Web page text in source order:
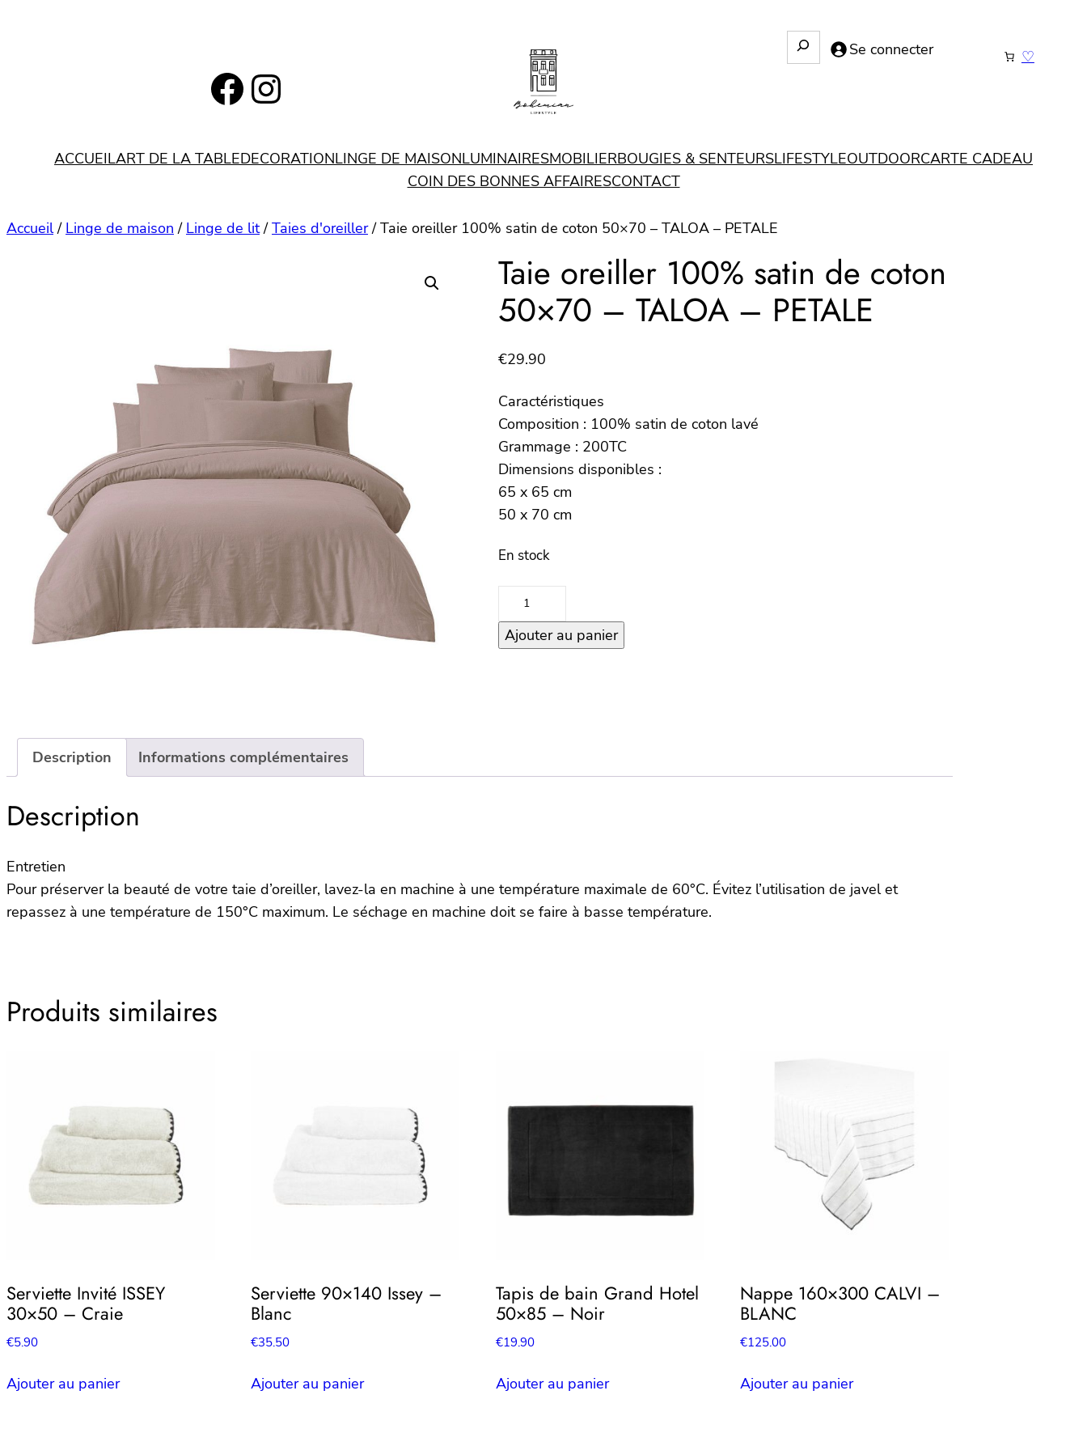
https://www.facebook.com/bohemianlifestyle.be Instagram
e
c
Se connecter ♡
ACCUEILART DE LA TABLEDECORATIONLINGE DE MAISONLUMINAIRESMOBILIERBOUGIES & SENTEURSLIFESTYLEOUTDOORCARTE CADEAU
COIN DES BONNES AFFAIRESCONTACT
Accueil/ Linge de maison / Linge de lit/Taies d'oreiller/ Taie oreiller 100% satin de coton 50×70 – TALOA – PETALE
Taie oreiller 100% satin de coton
50×70 – TALOA – PETALE
€29.90
Caractéristiques
Composition : 100% satin de coton lavé
Grammage : 200TC
Dimensions disponibles :
65 x 65 cm
50 x 70 cm
En stock
quantité
Taie
–
Ajouter au panier
Description Informations complémentaires
Description
Entretien
Pour préserver la beauté de votre taie d’oreiller, lavez-la en machine à une température maximale de 60°C. Évitez l’utilisation de javel et
repassez à une température de 150°C maximum. Le séchage en machine doit se faire à basse température.
Produits similaires
Serviette Invité ISSEY
30×50 – Craie
€5.90
Ajouter au panier
Serviette 90×140 Issey –
Blanc
€35.50
Ajouter au panier
Tapis de bain Grand Hotel
50×85 – Noir
€19.90
Ajouter au panier
Nappe 160×300 CALVI –
BLANC
€125.00
Ajouter au panier